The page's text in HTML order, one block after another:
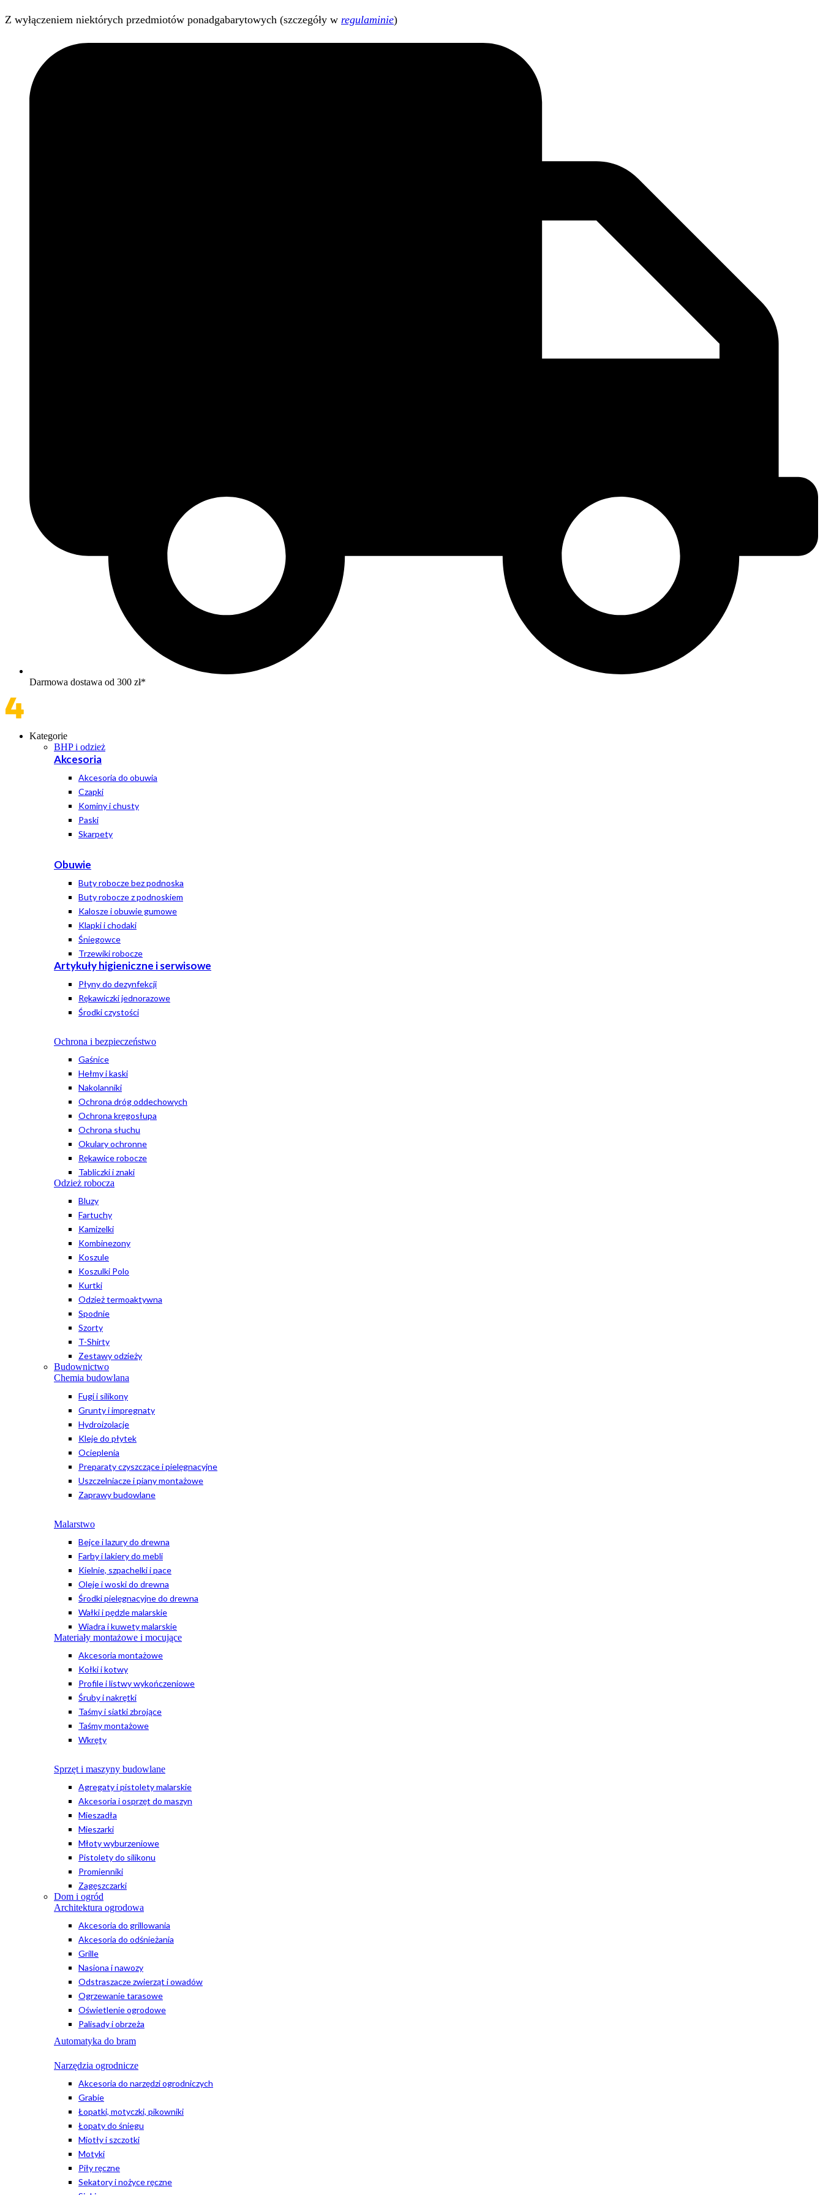
Z wyłączeniem niektórych przedmiotów ponadgabarytowych (szczegóły w regulaminie)
Darmowa dostawa od 300 zł*
Kategorie
BHP i odzież
Akcesoria
Akcesoria do obuwia
Czapki
Kominy i chusty
Paski
Skarpety
Obuwie
Buty robocze bez podnoska
Buty robocze z podnoskiem
Kalosze i obuwie gumowe
Klapki i chodaki
Śniegowce
Trzewiki robocze
Artykuły higieniczne i serwisowe
Płyny do dezynfekcji
Rękawiczki jednorazowe
Środki czystości
Ochrona i bezpieczeństwo
Gaśnice
Hełmy i kaski
Nakolanniki
Ochrona dróg oddechowych
Ochrona kręgosłupa
Ochrona słuchu
Okulary ochronne
Rękawice robocze
Tabliczki i znaki
Odzież robocza
Bluzy
Fartuchy
Kamizelki
Kombinezony
Koszule
Koszulki Polo
Kurtki
Odzież termoaktywna
Spodnie
Szorty
T-Shirty
Zestawy odzieży
Budownictwo
Chemia budowlana
Fugi i silikony
Grunty i impregnaty
Hydroizolacje
Kleje do płytek
Ocieplenia
Preparaty czyszczące i pielęgnacyjne
Uszczelniacze i piany montażowe
Zaprawy budowlane
Malarstwo
Bejce i lazury do drewna
Farby i lakiery do mebli
Kielnie, szpachelki i pace
Oleje i woski do drewna
Środki pielęgnacyjne do drewna
Wałki i pędzle malarskie
Wiadra i kuwety malarskie
Materiały montażowe i mocujące
Akcesoria montażowe
Kołki i kotwy
Profile i listwy wykończeniowe
Śruby i nakrętki
Taśmy i siatki zbrojące
Taśmy montażowe
Wkręty
Sprzęt i maszyny budowlane
Agregaty i pistolety malarskie
Akcesoria i osprzęt do maszyn
Mieszadła
Mieszarki
Młoty wyburzeniowe
Pistolety do silikonu
Promienniki
Zagęszczarki
Dom i ogród
Architektura ogrodowa
Akcesoria do grillowania
Akcesoria do odśnieżania
Grille
Nasiona i nawozy
Odstraszacze zwierząt i owadów
Ogrzewanie tarasowe
Oświetlenie ogrodowe
Palisady i obrzeża
Automatyka do bram
Narzędzia ogrodnicze
Akcesoria do narzędzi ogrodniczych
Grabie
Łopatki, motyczki, pikowniki
Łopaty do śniegu
Miotły i szczotki
Motyki
Piły ręczne
Sekatory i nożyce ręczne